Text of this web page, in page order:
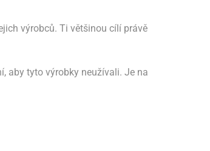
výrobců. Ti většinou cílí právě
aby tyto výrobky neužívali. Je na